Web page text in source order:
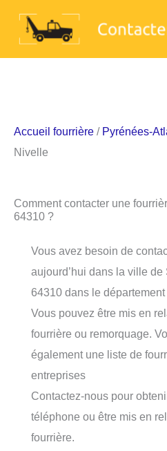
Accueil fourrière / Pyrénées-
Nivelle
Comment contacter une
64310 ?
Vous avez besoin de
aujourd’hui dans la ville
64310 dans le département
Vous pouvez être mis en
fourrière ou remorquage.
également une liste de
entreprises
Contactez-nous pour
téléphone ou être mis en
fourrière.